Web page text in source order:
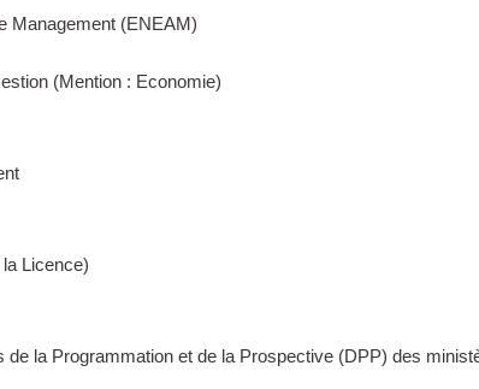
Management (ENEAM)
(Mention : Economie)
Licence)
la Programmation et de la Prospective (DPP) des